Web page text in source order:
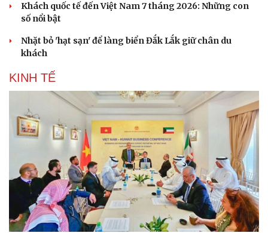
Sức khỏe
Dinh dưỡng - món ngon
Cây thuốc
Sản phụ khoa
Đời sống
Nhà đẹp
Blog
Tình yêu - Gia đình
Khách quốc tế đến Việt Nam 7 tháng 2026: Những con
số nổi bật
Nhặt bỏ 'hạt sạn' để làng biển Đắk Lắk giữ chân du
khách
KINH TẾ